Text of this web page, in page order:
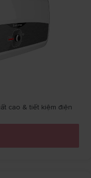
cao & tiết kiệm điện